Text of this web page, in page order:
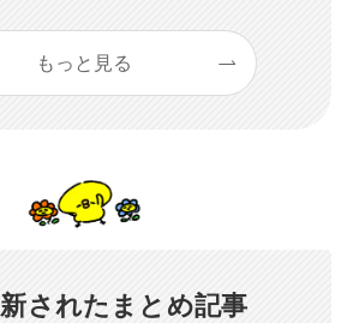
もっと見る
されたまとめ記事